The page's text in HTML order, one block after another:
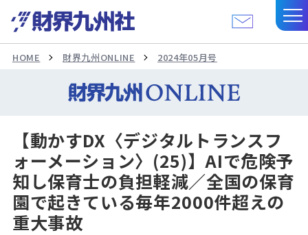
HOME 財界九州ONLINE 2024年05月号
【動かすDX〈デジタルトランスフ
ォーメーション〉(25)】AIで危険予
知し保育士の負担軽減／全国の保育
園で起きている毎年2000件超えの
重大事故